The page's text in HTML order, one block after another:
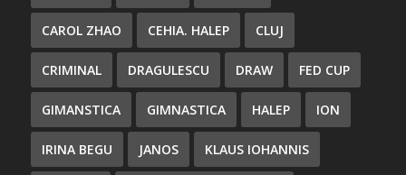
CAROL ZHAO CEHIA. HALEP CLUJ
CRIMINAL DRAGULESCU DRAW FED CUP
GIMANSTICA GIMNASTICA HALEP ION
IRINA BEGU JANOS KLAUS IOHANNIS